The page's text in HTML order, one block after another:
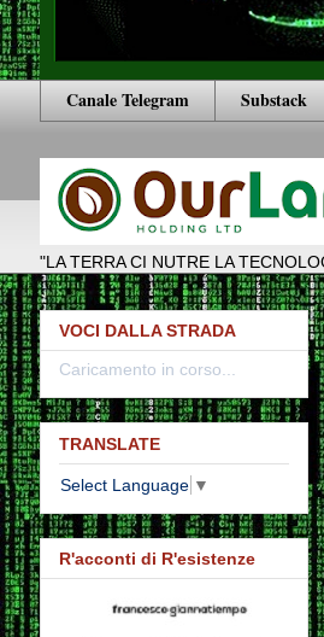
Canale Telegram Substack
"LA TERRA CI NUTRE LA
VOCI DALLA STRADA
Caricamento in corso...
TRANSLATE
Select Language ▼
R'acconti di R'esistenze